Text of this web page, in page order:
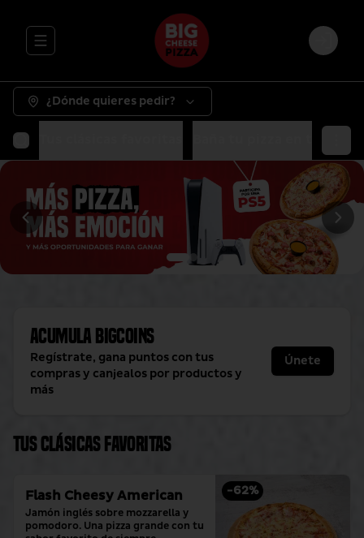
Abrir menu de navegación Login
¿Dónde quieres pedir?
Acumula BigCoins
Regístrate, gana puntos con tus
compras y canjealos por productos y
más
Únete
Tus clásicas favoritas
-62%
Flash Cheesy American
Jamón inglés sobre mozzarella y
pomodoro. Una pizza grande con tu